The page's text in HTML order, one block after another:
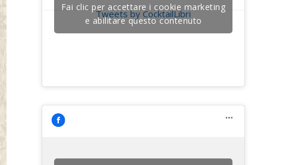
Tweets by CocktailLibri
Fai clic per accettare i cookie marketing
e abilitare questo contenuto